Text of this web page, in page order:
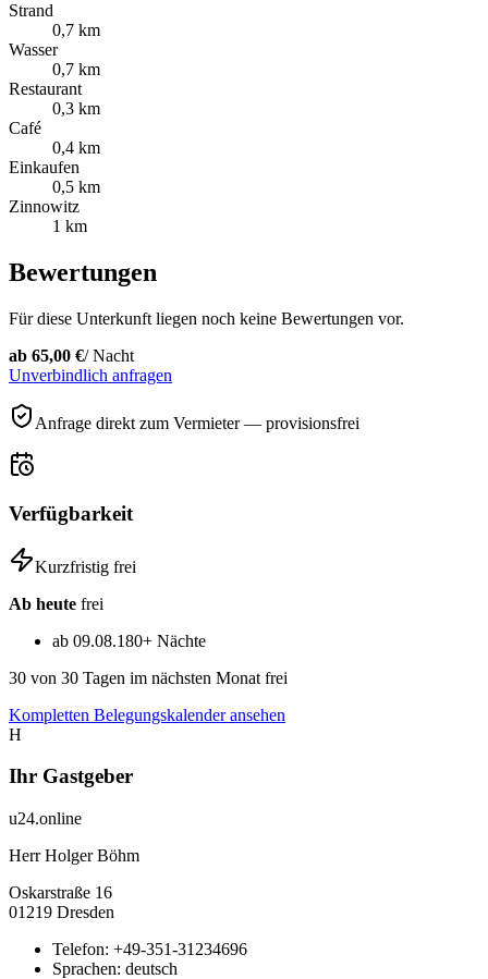
Strand
0,7 km
Wasser
0,7 km
Restaurant
0,3 km
Café
0,4 km
Einkaufen
0,5 km
Zinnowitz
1 km
Bewertungen
Für diese Unterkunft liegen noch keine Bewertungen vor.
ab 65,00 €/ Nacht
Unverbindlich anfragen
Anfrage direkt zum Vermieter — provisionsfrei
Verfügbarkeit
Kurzfristig frei
Ab heute frei
ab 09.08.180+ Nächte
30 von 30 Tagen im nächsten Monat frei
Kompletten Belegungskalender ansehen
H
Ihr Gastgeber
u24.online
Herr Holger Böhm
Oskarstraße 16
01219 Dresden
Telefon: +49-351-31234696
Sprachen: deutsch